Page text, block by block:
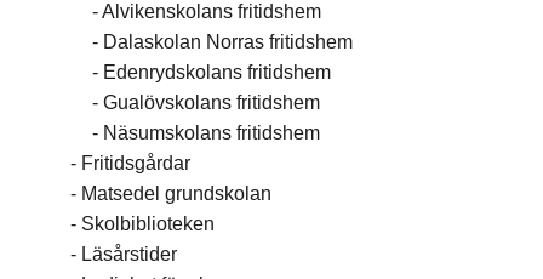
Alvikenskolans fritidshem
Dalaskolan Norras fritidshem
Edenrydskolans fritidshem
Gualövskolans fritidshem
Näsumskolans fritidshem
Fritidsgårdar
Matsedel grundskolan
Skolbiblioteken
Läsårstider